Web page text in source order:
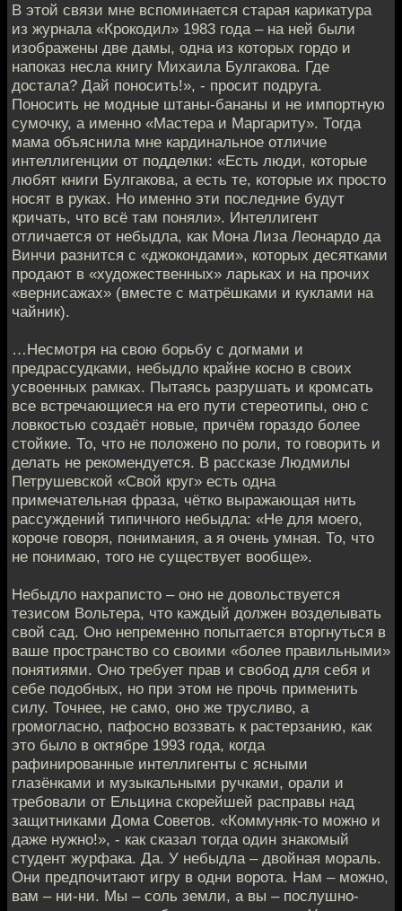
В этой связи мне вспоминается старая карикатура
из журнала «Крокодил» 1983 года – на ней были
изображены две дамы, одна из которых гордо и
напоказ несла книгу Михаила Булгакова. Где
достала? Дай поносить!», - просит подруга.
Поносить не модные штаны-бананы и не импортную
сумочку, а именно «Мастера и Маргариту». Тогда
мама объяснила мне кардинальное отличие
интеллигенции от подделки: «Есть люди, которые
любят книги Булгакова, а есть те, которые их просто
носят в руках. Но именно эти последние будут
кричать, что всё там поняли». Интеллигент
отличается от небыдла, как Мона Лиза Леонардо да
Винчи разнится с «джокондами», которых десятками
продают в «художественных» ларьках и на прочих
«вернисажах» (вместе с матрёшками и куклами на
чайник).
…Несмотря на свою борьбу с догмами и
предрассудками, небыдло крайне косно в своих
усвоенных рамках. Пытаясь разрушать и кромсать
все встречающиеся на его пути стереотипы, оно с
ловкостью создаёт новые, причём гораздо более
стойкие. То, что не положено по роли, то говорить и
делать не рекомендуется. В рассказе Людмилы
Петрушевской «Свой круг» есть одна
примечательная фраза, чётко выражающая нить
рассуждений типичного небыдла: «Не для моего,
короче говоря, понимания, а я очень умная. То, что
не понимаю, того не существует вообще».
Небыдло нахраписто – оно не довольствуется
тезисом Вольтера, что каждый должен возделывать
свой сад. Оно непременно попытается вторгнуться в
ваше пространство со своими «более правильными»
понятиями. Оно требует прав и свобод для себя и
себе подобных, но при этом не прочь применить
силу. Точнее, не само, оно же трусливо, а
громогласно, пафосно воззвать к растерзанию, как
это было в октябре 1993 года, когда
рафинированные интеллигенты с ясными
глазёнками и музыкальными ручками, орали и
требовали от Ельцина скорейшей расправы над
защитниками Дома Советов. «Коммуняк-то можно и
даже нужно!», - как сказал тогда один знакомый
студент журфака. Да. У небыдла – двойная мораль.
Они предпочитают игру в одни ворота. Нам – можно,
вам – ни-ни. Мы – соль земли, а вы – послушно-